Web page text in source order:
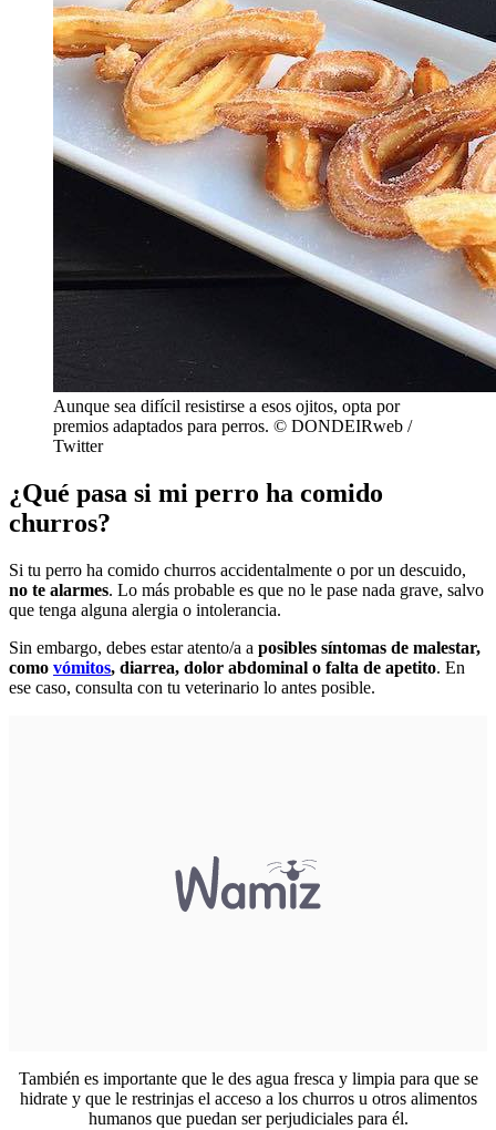
Aunque sea difícil resistirse a esos ojitos, opta por
premios adaptados para perros. © DONDEIRweb /
Twitter
¿Qué pasa si mi perro ha comido
churros?
Si tu perro ha comido churros accidentalmente o por un descuido,
no te alarmes. Lo más probable es que no le pase nada grave, salvo
que tenga alguna alergia o intolerancia.
Sin embargo, debes estar atento/a a posibles síntomas de malestar,
como vómitos, diarrea, dolor abdominal o falta de apetito. En
ese caso, consulta con tu veterinario lo antes posible.
También es importante que le des agua fresca y limpia para que se
hidrate y que le restrinjas el acceso a los churros u otros alimentos
humanos que puedan ser perjudiciales para él.